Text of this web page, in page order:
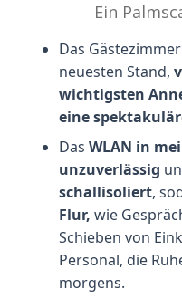
Ein
Das
neuesten Stand,
wichtigsten
eine
Das WLAN in
unzuverlässig
schallisoliert,
Flur, wie
Schieben von
Personal, die
morgens.